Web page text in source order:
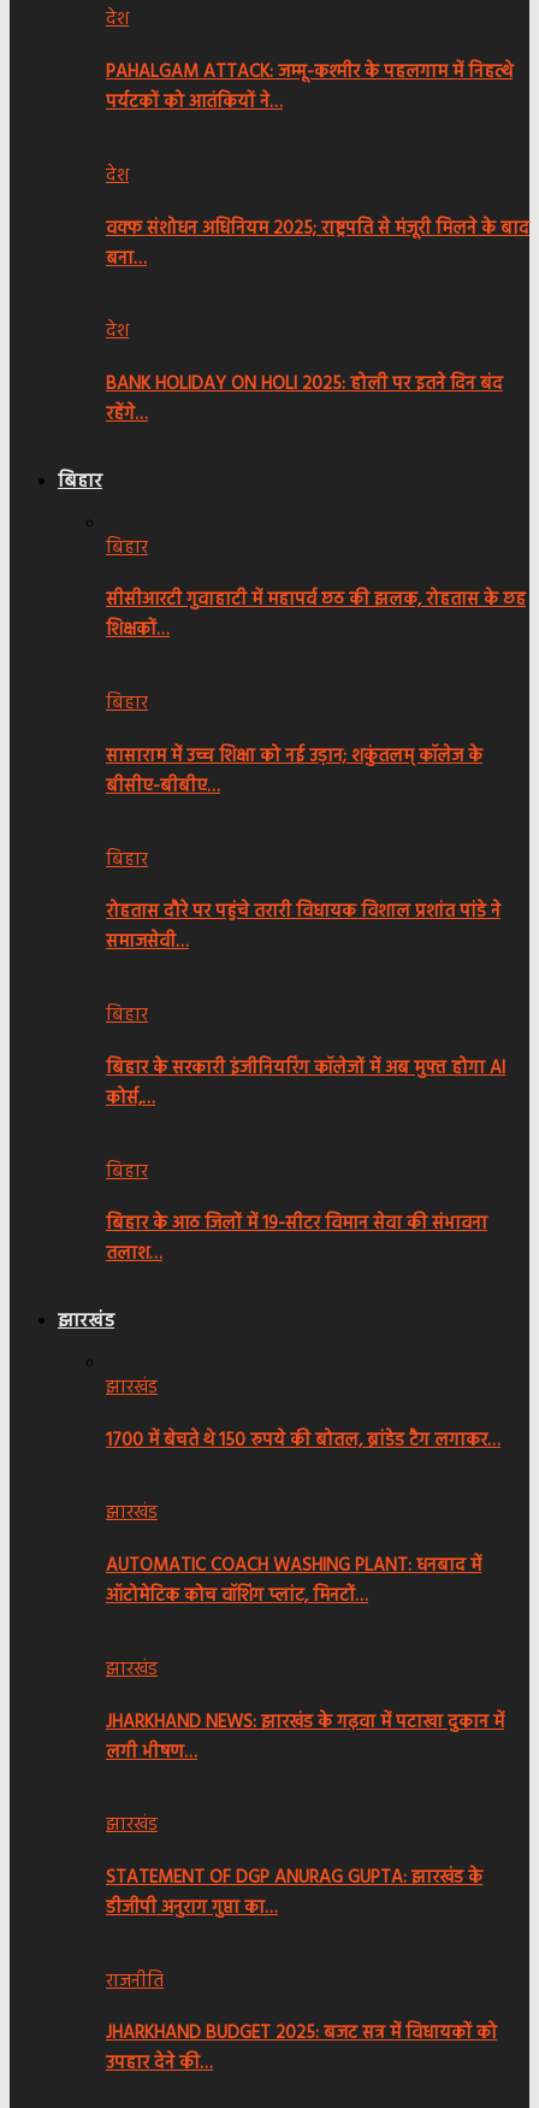
देश
PAHALGAM ATTACK: जम्मू-कश्मीर के पहलगाम में निहत्थे
पर्यटकों को आतंकियों ने…
देश
वक्फ संशोधन अधिनियम 2025; राष्ट्रपति से मंजूरी मिलने के बाद
बना…
देश
BANK HOLIDAY ON HOLI 2025: होली पर इतने दिन बंद
रहेंगे…
बिहार
बिहार
सीसीआरटी गुवाहाटी में महापर्व छठ की झलक, रोहतास के छह
शिक्षकों…
बिहार
सासाराम में उच्च शिक्षा को नई उड़ान; शकुंतलम् कॉलेज के
बीसीए-बीबीए…
बिहार
रोहतास दौरे पर पहुंचे तरारी विधायक विशाल प्रशांत पांडे ने
समाजसेवी…
बिहार
बिहार के सरकारी इंजीनियरिंग कॉलेजों में अब मुफ्त होगा AI
कोर्स,…
बिहार
बिहार के आठ जिलों में 19-सीटर विमान सेवा की संभावना
तलाश…
झारखंड
झारखंड
1700 में बेचते थे 150 रुपये की बोतल, ब्रांडेड टैग लगाकर…
झारखंड
AUTOMATIC COACH WASHING PLANT: धनबाद में
ऑटोमेटिक कोच वॉशिंग प्लांट, मिनटों…
झारखंड
JHARKHAND NEWS: झारखंड के गढ़वा में पटाखा दुकान में
लगी भीषण…
झारखंड
STATEMENT OF DGP ANURAG GUPTA: झारखंड के
डीजीपी अनुराग गुप्ता का…
राजनीति
JHARKHAND BUDGET 2025: बजट सत्र में विधायकों को
उपहार देने की…